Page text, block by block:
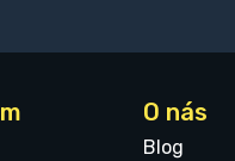
O nás
Blog